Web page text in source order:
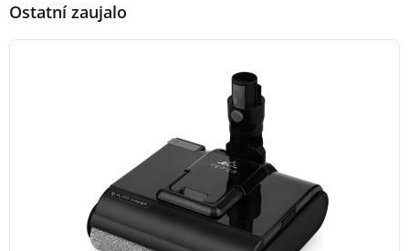
Ostatní zaujalo